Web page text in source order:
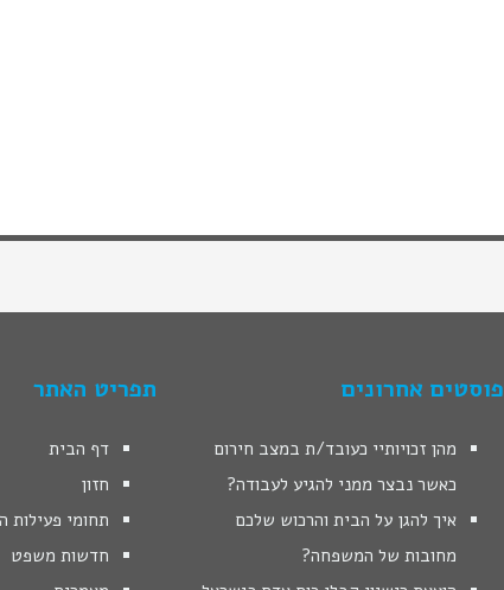
פוסטים אחרונים
מהן זכויותיי כעובד/ת במצב חירום
כאשר נבצר ממני להגיע לעבודה?
איך להגן על הבית והרכוש שלכם
מחובות של המשפחה?
תפריט האתר
דף הבית
חזון
תחומי פעילות
חדשות משפט